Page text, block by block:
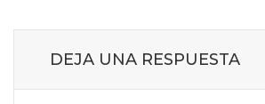
DEJA UNA RESPUESTA